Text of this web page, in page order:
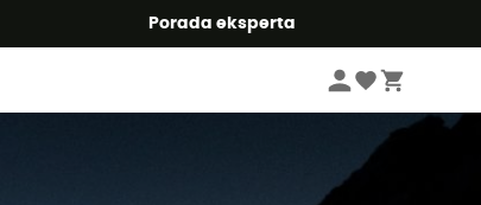
Porada eksperta